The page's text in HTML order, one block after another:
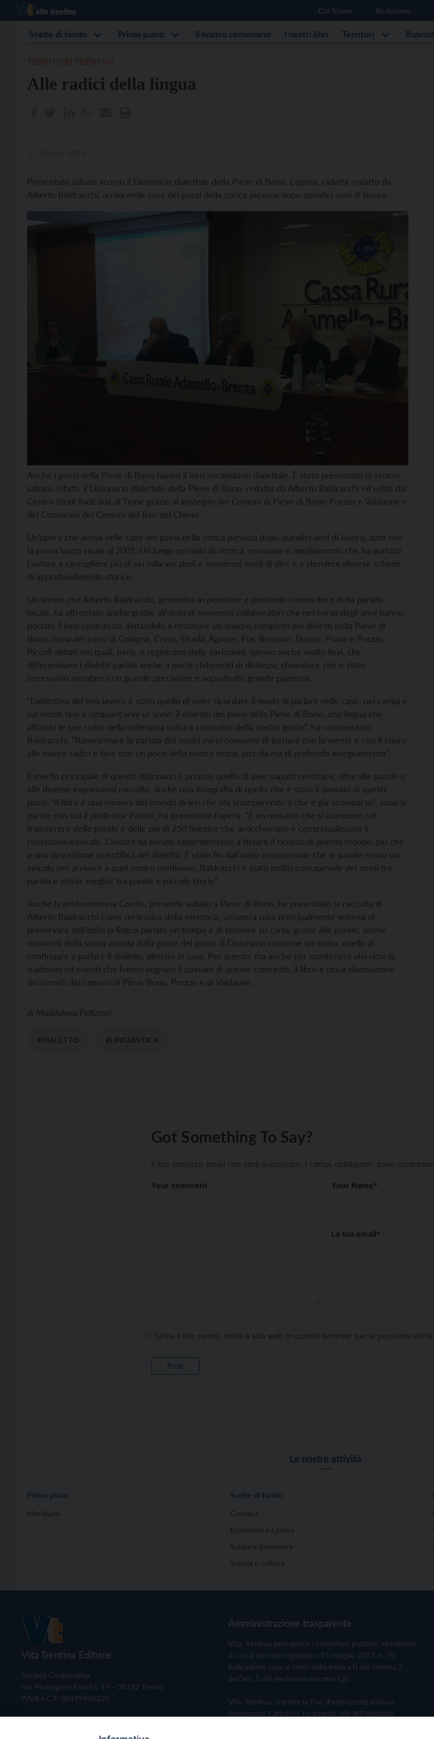
Chi Siamo Redazione
Scelte di fondo Primo piano Il nostro centenario I nostri libri Territori
Alle radici della lingua
Presentato sabato scorso il Dizionario dialettale della Pieve di Bono. L'opera, radatta redatto da
Alberto Baldracchi, arriva nelle case dei paesi della conca pievana dopo quindici anni di lavoro
Anche i paesi della Pieve di Bono hanno il loro vocabolario dialettale. È stato presentato lo scorso
sabato, infatti, il Dizionario dialettale della Pieve di Bono, redatto da Alberto Baldracchi ed edito dal
Centro Studi Judicaria di Tione grazie al sostegno dei Comuni di Pieve di Bono-Prezzo e Valdaone e
del Consorzio dei Comuni del Bim del Chiese.
Un’opera che arriva nelle case dei paesi della conca pievana dopo quindici anni di lavoro, dato che
la prima bozza risale al 2001. Un lungo periodo di ricerca, revisione e ampliamento che ha portato
l’autore a raccogliere più di sei mila vocaboli e numerosi modi di dire e a stendere diverse schede
di approfondimento storico.
Un lavoro che Alberto Baldracchi, geometra in pensione e profondo conoscitore della parlata
locale, ha affrontato anche grazie all’aiuto di numerosi collaboratori che nel corso degli anni hanno
portato il loro contributo, aiutandolo a restituire un quadro completo dei dialetti della Pieve di
Bono, ossia dei paesi di Cologna, Creto, Strada, Agrone, Por, Bersone, Daone, Praso e Prezzo.
Piccoli abitati nei quali, però, si registrano delle variazioni, spesso anche molto lievi, che
differenziano i dialetti parlati anche a pochi chilometri di distanza; sfumature che è stato
necessario annotare con grande precisione e soprattutto grande pazienza.
“L’obiettivo del mio lavoro è stato quello di voler ricordare il modo di parlare nelle case, nei campi e
sui monti fino a cinquant’anni or sono: il dialetto dei paesi della Pieve di Bono, una lingua che
affonda le sue radici nella millenaria cultura contadina della nostra gente”, ha commentato
Baldracchi. “Rammentare la parlata dei nostri avi ci consente di tornare con la mente e con il cuore
alle nostre radici e fare così un poco della nostra storia, piccola ma di profondo insegnamento”.
Il merito principale di questo dizionario è proprio quello di aver saputo restituire, oltre alle parole e
alle diverse espressioni raccolte, anche una fotografia di quello che è stato il passato di questi
paesi. “Il libro è una miniera del mondo di ieri che sta scomparendo o che è già scomparso”, sono le
parole con cui il professor Poletti, ha presentato l'opera. “È un mosaico che si compone col
trascorrere delle parole e delle più di 250 finestre che arricchiscono e contestualizzano il
repertorio lessicale. L’autore ha mirato sapientemente a fissare il ricordo di questo mondo, più che
a una descrizione scientifica del dialetto. È stato fin dall’inizio consapevole che le parole erano un
veicolo per arrivare a quel nostro medioevo. Baldracchi è stato molto consapevole dei nessi tra
parola e storia, meglio: tra parole e piccole storie”.
Anche la professoressa Cordin, presente sabato a Pieve di Bono, ha presentato la raccolta di
Alberto Baldracchi come un lessico della memoria, un’opera nata principalmente volontà di
preservare dall'oblio la lingua parlata un tempo e di fermare su carta, grazie alle parole, anche
momenti della storia vissuta dalla gente del posto. Il Dizionario contiene un invito, quello di
continuare a parlare il dialetto, almeno in casa. Per questo, ma anche per mantenere vivi ricordi,
tradizioni ed eventi che hanno segnato il passato di queste comunità, il libro è ora a disposizione
dei censiti dei comuni di Pieve Bono, Prezzo e di Valdaone.
di Maddalena Pellizzari
#DIALETTO #LINGUISTICA
Got Something To Say?
Il tuo indirizzo email non sarà pubblicato. I campi obbligatori sono
Your comment Your Name*
La tua email*
Salva il mio nome, email e sito web in questo browser per la prossima volta
Le nostre attività
Primo piano
Meridiani
Scelte di fondo
Cronaca
Economia e Lavoro
Salute e benessere
Scuola e cultura
Vita Trentina Editrice
Società Cooperativa
Via Monsignor Endrici, 14 – 38122 Trento
P.IVA e C.F. 00199960220
Amministrazione trasparente
Vita Trentina percepisce i contributi pubblici all'editoria
di cui al decreto legislativo 15 maggio 2017, n. 70.
Indicazione resa ai sensi della lettera f) del comma 2
dell'art. 5 del medesimo decreto Lgs.
Vita Trentina, tramite la Fisc (Federazione Italiana
Settimanali Cattolici), ha aderito allo IAP (Istituto